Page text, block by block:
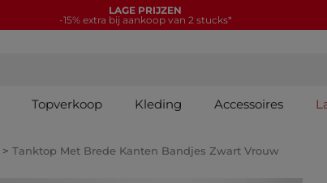
LAGE PRIJZEN
-15% extra bij aankoop van 2 stucks*
Topverkoop Kleding Accessoires
Tanktop Met Brede Kanten Bandjes Zwart Vrouw